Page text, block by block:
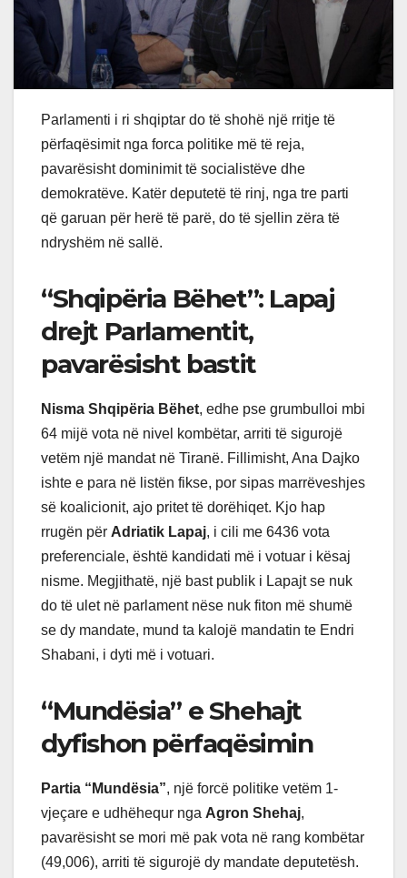
Parlamenti i ri shqiptar do të shohë një rritje të
përfaqësimit nga forca politike më të reja,
pavarësisht dominimit të socialistëve dhe
demokratëve. Katër deputetë të rinj, nga tre parti
që garuan për herë të parë, do të sjellin zëra të
ndryshëm në sallë.
“Shqipëria Bëhet”: Lapaj
drejt Parlamentit,
pavarësisht bastit
Nisma Shqipëria Bëhet, edhe pse grumbulloi mbi
64 mijë vota në nivel kombëtar, arriti të sigurojë
vetëm një mandat në Tiranë. Fillimisht, Ana Dajko
ishte e para në listën fikse, por sipas marrëveshjes
së koalicionit, ajo pritet të dorëhiqet. Kjo hap
rrugën për Adriatik Lapaj, i cili me 6436 vota
preferenciale, është kandidati më i votuar i kësaj
nisme. Megjithatë, një bast publik i Lapajt se nuk
do të ulet në parlament nëse nuk fiton më shumë
se dy mandate, mund ta kalojë mandatin te Endri
Shabani, i dyti më i votuari.
“Mundësia” e Shehajt
dyfishon përfaqësimin
Partia “Mundësia”, një forcë politike vetëm 1-
vjeçare e udhëhequr nga Agron Shehaj,
pavarësisht se mori më pak vota në rang kombëtar
(49,006), arriti të sigurojë dy mandate deputetësh.